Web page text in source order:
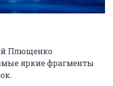
Плющенко
яркие фрагменты